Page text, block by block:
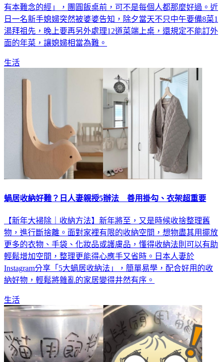
有本難念的經」，團圓飯桌前，可不是每個人都那麼好過。近
日一名新手媳婦突然被婆婆告知，除夕當天不只中午要備8菜1
湯拜祖先，晚上要再另外處理12道菜端上桌，還規定不能訂外
面的年菜，讓媳婦相當為難。
生活
蝸居收納好難？日人妻親授5辦法 善用掛勾、衣架超重要
【新年大掃除｜收納方法】新年將至，又是時候收捨整理舊
物，進行斷捨離。面對家裡有限的收納空間，想物盡其用擺放
更多的衣物、手袋、化妝品或護膚品，懂得收納法則可以有助
輕鬆增加空間，整理更能得心應手又省時。日本人妻於
Instagram分享「5大蝸居收納法」，簡單易學，配合好用的收
納好物，輕鬆將雜亂的家居變得井然有序。
生活